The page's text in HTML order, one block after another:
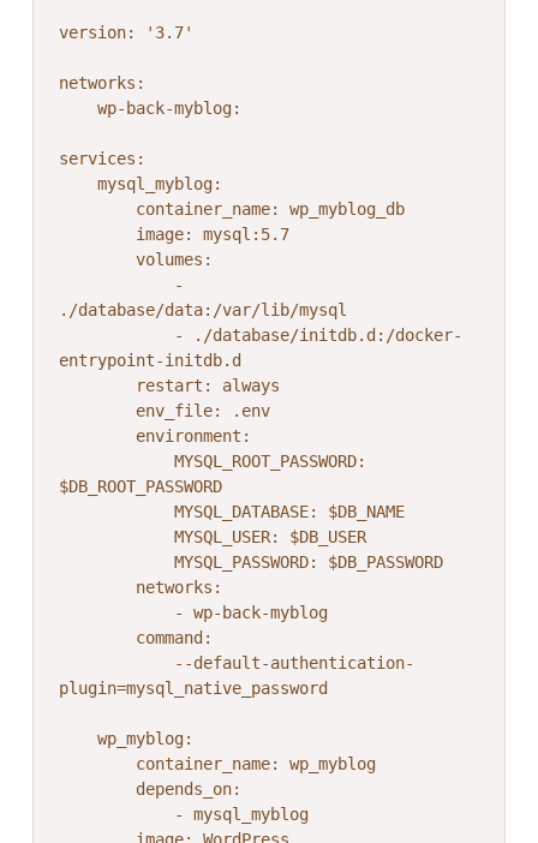
version: '3.7'
networks:
services:
./database/data:/var/lib/mysql
entrypoint-initdb.d
$DB_ROOT_PASSWORD
plugin=mysql_native_password